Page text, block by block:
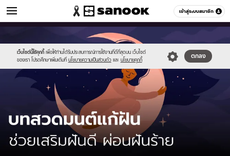
เข้าสู่ระบบสมาชิก
ดูดวง หมวดอื่นๆ
เว็บไซต์นี้ใช้คุกกี้ เพื่อให้ท่านได้รับประสบการณ์การใช้งานที่ดีที่สุดบน เว็บไซต์
ของเรา โปรดศึกษาเพิ่มเติมที่ นโยบายความเป็นส่วนตัว และ นโยบายคุกกี้
ตกลง
//s.isanook.com/sr/0/images/logo-
new-
sanook.png
//s.isanook.com/ho/0/ud/41/208281/146416.jpg